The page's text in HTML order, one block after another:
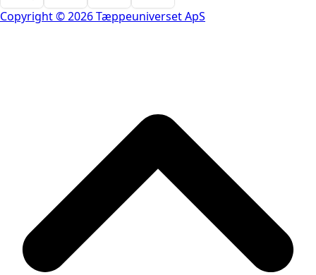
Copyright © 2026 Tæppeuniverset ApS